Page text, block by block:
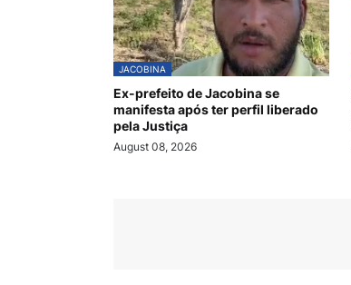
JACOBINA
Ex-prefeito de Jacobina se
manifesta após ter perfil liberado
pela Justiça
August 08, 2026